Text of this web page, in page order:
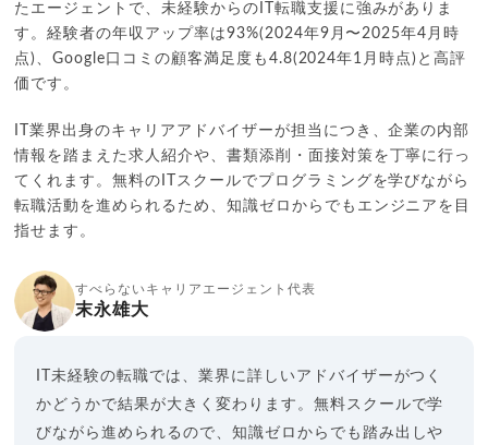
たエージェントで、未経験からのIT転職支援に強みがありま
す。経験者の年収アップ率は93%(2024年9月〜2025年4月時
点)、Google口コミの顧客満足度も4.8(2024年1月時点)と高評
価です。
IT業界出身のキャリアアドバイザーが担当につき、企業の内部
情報を踏まえた求人紹介や、書類添削・面接対策を丁寧に行っ
てくれます。無料のITスクールでプログラミングを学びながら
転職活動を進められるため、知識ゼロからでもエンジニアを目
指せます。
すべらないキャリアエージェント代表
末永雄大
IT未経験の転職では、業界に詳しいアドバイザーがつく
かどうかで結果が大きく変わります。無料スクールで学
びながら進められるので、知識ゼロからでも踏み出しや